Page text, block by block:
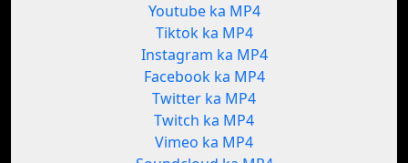
Youtube ka MP4
Tiktok ka MP4
Instagram ka MP4
Facebook ka MP4
Twitter ka MP4
Twitch ka MP4
Vimeo ka MP4